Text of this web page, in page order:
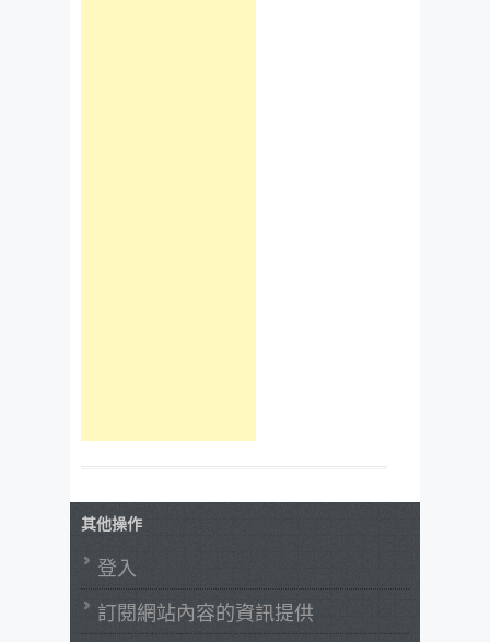
其他操作
登入
訂閱網站內容的資訊提供